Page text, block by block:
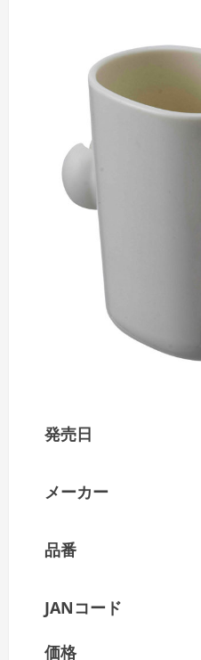
発売日
メーカー
品番
JANコード
価格